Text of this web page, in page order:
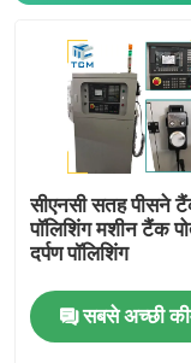
सीएनसी सतह पीसने
पॉलिशिंग मशीन टैंक
दर्पण पॉलिशिंग
सबसे अच्छी